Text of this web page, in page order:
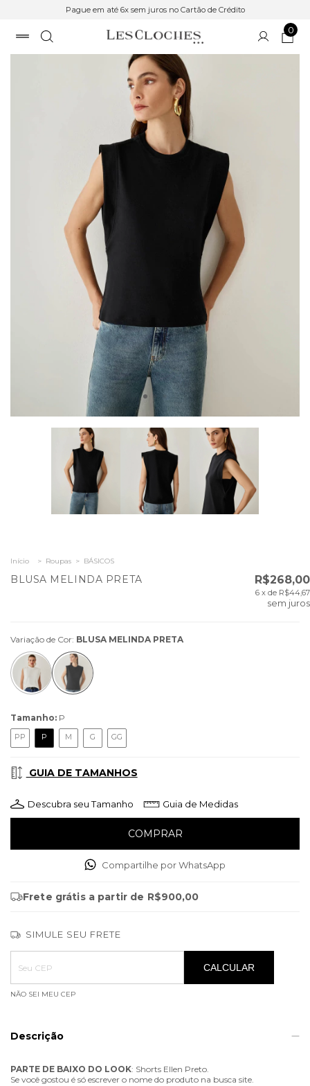
Pague em até 6x sem juros no Cartão de Crédito
0
Início > Roupas > BÁSICOS
BLUSA MELINDA PRETA R$268,00
6 x de R$44,67
sem juros
Variação de Cor: BLUSA MELINDA PRETA
Tamanho: P
PP P M G GG
GUIA DE TAMANHOS
Descubra seu Tamanho Guia de Medidas
Compartilhe por WhatsApp
Frete grátis a partir de R$900,00
SIMULE SEU FRETE
Entregas para o CEP:
ALTERAR CEP
CALCULAR
NÃO SEI MEU CEP
Descrição
PARTE DE BAIXO DO LOOK: Shorts Ellen Preto.
Se você gostou é só escrever o nome do produto na busca site.